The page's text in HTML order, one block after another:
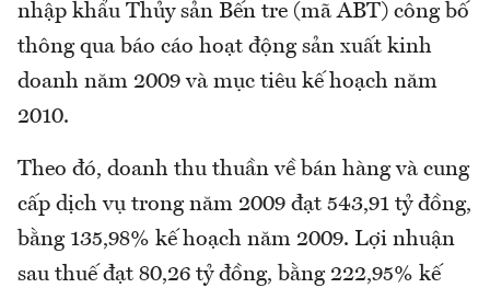
nhập khẩu Thủy sản Bến tre (mã ABT) công bố
thông qua báo cáo hoạt động sản xuất kinh
doanh năm 2009 và mục tiêu kế hoạch năm
2010.
Theo đó, doanh thu thuần về bán hàng và cung
cấp dịch vụ trong năm 2009 đạt 543,91 tỷ đồng,
bằng 135,98% kế hoạch năm 2009. Lợi nhuận
sau thuế đạt 80,26 tỷ đồng, bằng 222,95% kế